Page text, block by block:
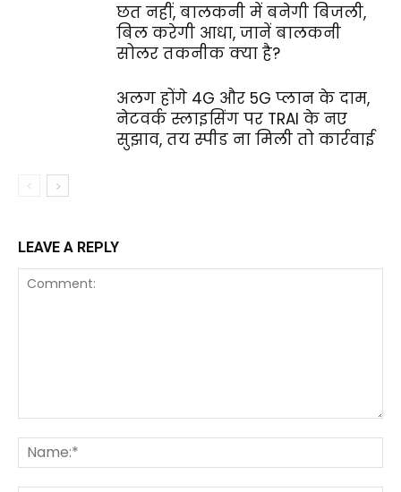
छत नहीं, बालकनी में बनेगी बिजली,
बिल करेगी आधा, जानें बालकनी
सोलर तकनीक क्या है?
अलग होंगे 4G और 5G प्लान के दाम,
नेटवर्क स्लाइसिंग पर TRAI के नए
सुझाव, तय स्पीड ना मिली तो कार्रवाई
LEAVE A REPLY